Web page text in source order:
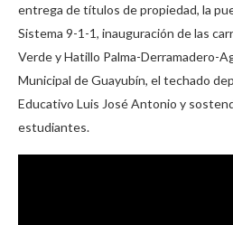
entrega de títulos de propiedad, la
Sistema 9-1-1, inauguración de las
Verde y Hatillo Palma-Derramadero-
Municipal de Guayubín, el techado
Educativo Luis José Antonio y
estudiantes.